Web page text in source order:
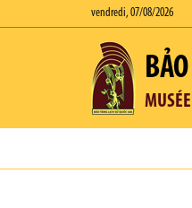
vendredi, 07/08/2026